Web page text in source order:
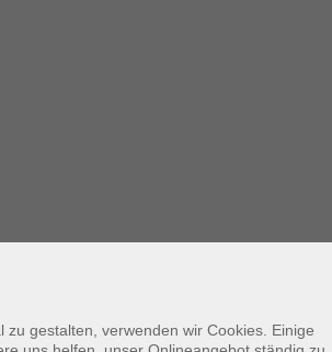
gestalten, verwenden wir Cookies. Einige